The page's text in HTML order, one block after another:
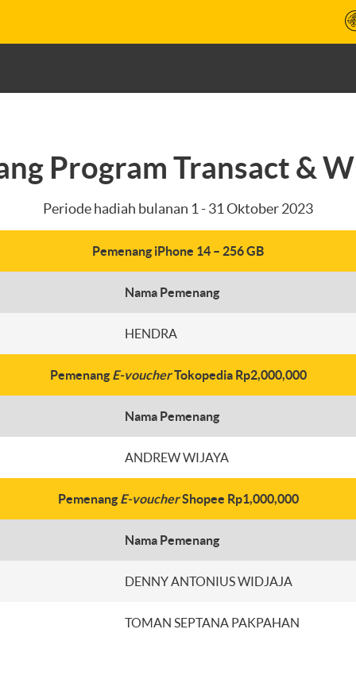
Program Transact &
Periode hadiah bulanan 1 - 31 Oktober 2023
Pemenang iPhone 14 – 256 GB
Nama Pemenang
HENDRA
Pemenang E-voucherTokopedia Rp2,000,000
Nama Pemenang
ANDREW WIJAYA
Pemenang E-voucherShopee Rp1,000,000
Nama Pemenang
DENNY ANTONIUS WIDJAJA
TOMAN SEPTANA PAKPAHAN